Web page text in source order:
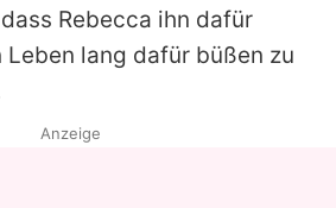
Rebecca ihn dafür
lang dafür büßen zu
Anzeige